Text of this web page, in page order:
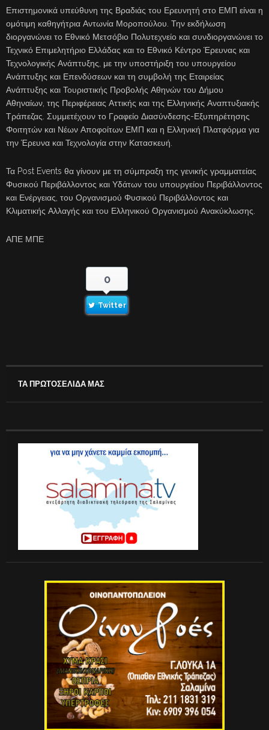
Επιστημονικά υπεύθυνη της Βραδιάς του Ερευνητή στο ΕΜΠ είναι η
ομότιμη καθηγήτρια Αντωνία Μοροπούλου. Την εκδήλωση
διοργανώνει το Εθνικό Μετσόβιο Πολυτεχνείο και συνδιοργανώνει το
Τεχνικό Επιμελητήριο Ελλάδας και το Εθνικό Κέντρο Έρευνας και
Τεχνολογικής Ανάπτυξης, με την υποστήριξη του υπουργείου
Ανάπτυξης και Επενδύσεων και τη συμβολή της Εταιρείας
Ανάπτυξης και Τουριστικής Προβολής Αθηνών του Δήμου
Αθηναίων, της Περιφέρειας Αττικής και της Ελληνικής Αναπτυξιακής
Τράπεζας. Συμμετέχουν το Γραφείο Διασύνδεσης-Εξυπηρέτησης
Φοιτητών και Νέων Αποφοίτων ΕΜΠ και η Ελληνική Πλατφόρμα για
την Έρευνα και Τεχνολογία στην Κατασκευή.
Τα Post Events θα γίνουν με τη σύμπραξη της γενικής γραμματείας
Φυσικού Περιβάλλοντος και Υδάτων του υπουργείου Περιβάλλοντος
και Ενέργειας, του Οργανισμού Φυσικού Περιβάλλοντος και
Κλιματικής Αλλαγής και του Ελληνικού Οργανισμού Ανακύκλωσης.
ΑΠΕ ΜΠΕ
0
Twitter
ΤΑ ΠΡΩΤΟΣΕΛΙΔΑ ΜΑΣ